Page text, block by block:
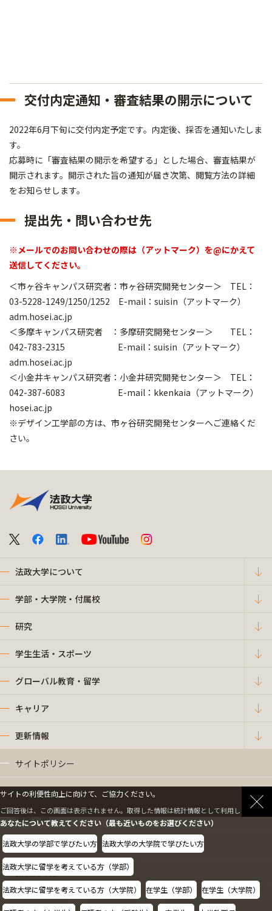
交付内定通知・審査結果の開示について
2022年6月下旬に交付内定予定です。内定後、採否を通知いたしま
す。
応募時に「審査結果の開示を希望する」とした場合、審査結果が
開示されます。開示された旨の通知が届き次第、閲覧方法の詳細
をお知らせします。
提出先・問い合わせ先
※メールでのお問い合わせの際は（アットマーク）を@にかえて
送信してください。
＜市ヶ谷キャンパス研究者：市ヶ谷研究開発センター＞ TEL：
03-5228-1249/1250/1252 E-mail：suisin（アットマーク）
adm.hosei.ac.jp
＜多摩キャンパス研究者 ：多摩研究開発センター＞ TEL：
042-783-2315 E-mail：suisin（アットマーク）
adm.hosei.ac.jp
＜小金井キャンパス研究者：小金井研究開発センター＞ TEL：
042-387-6083 E-mail：kkenkaia（アットマーク）
hosei.ac.jp
※デザイン工学部の方は、市ヶ谷研究開発センターへご連絡くだ
さい。
法政大学について
学部・大学院・付属校
研究
学生生活・スポーツ
グローバル教育・留学
キャリア
更新情報
サイトポリシー
プライバシーポリシー
情報公開
採用情報
教職員の方へ
サイトの利便性向上に向けて、ご協力ください。
ご回答後は、この画面は表示されません。取得した情報は統計情報として利用します。
あなたについて教えてください（最も近いものをお選びください）
法政大学の学部で学びたい方 法政大学の大学院で学びたい方
法政大学に留学を考えている方（学部）
法政大学に留学を考えている方（大学院） 在学生（学部） 在学生（大学院）